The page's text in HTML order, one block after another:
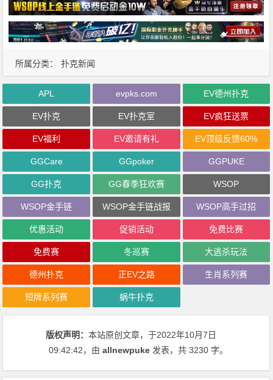
所属分类： 扑克新闻
APL evpks.com EV德州扑克
EV扑克 EV扑克室 EV疯狂送票
EV福利 EV邀请有礼 EV顶级反馈60%
GGCare GGpoker GGPUKE
GG扑克 GG春季狂欢赛 WSOP
WSOP金手链 WSOP金手链战报 WSOP高手过招
优惠活动 促销活动 免费比赛
免费赛 冬巡赛 大逃杀玩法
德州扑克 正EV之路 生肖系列赛
短牌系列赛 蜗牛扑克
版权声明：本站原创文章，于2022年10月7日
09:42:42，由allnewpuke 发表，共 3230 字。